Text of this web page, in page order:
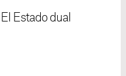
El Estado dual